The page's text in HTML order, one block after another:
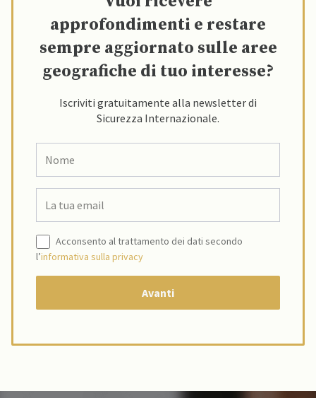
approfondimenti e restare
sempre aggiornato sulle aree
geografiche di tuo interesse?
Iscriviti gratuitamente alla newsletter di
Sicurezza Internazionale.
Acconsento al trattamento dei dati secondo
l’informativa sulla privacy